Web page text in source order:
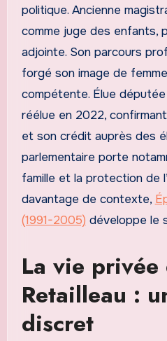
politique. Ancienne
comme juge des enfants,
adjointe. Son parcours
forgé son image de
compétente. Élue
réélue en 2022,
et son crédit auprès des
parlementaire porte
famille et la protection de
davantage de contexte,
(1991-2005) développe le
La vie privée
Retailleau :
discret